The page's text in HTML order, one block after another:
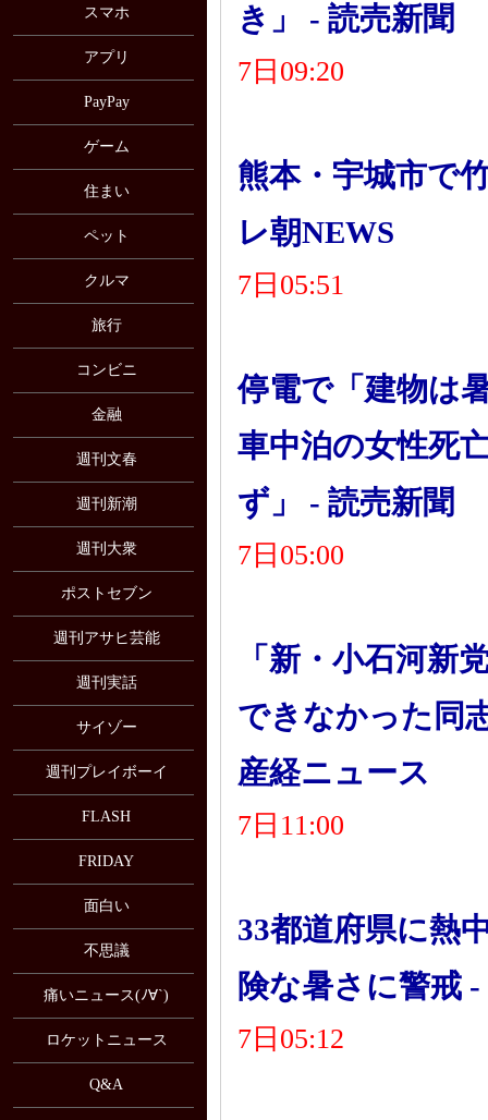
き」 - 読売新聞
7日09:20
熊本・宇城市で
レ朝NEWS
7日05:51
停電で「建物は
車中泊の女性死
ず」 - 読売新聞
7日05:00
「新・小石河新
できなかった同
産経ニュース
7日11:00
33都道府県に熱
険な暑さに警戒
7日05:12
スマホ
アプリ
PayPay
ゲーム
住まい
ペット
クルマ
旅行
コンビニ
金融
週刊文春
週刊新潮
週刊大衆
ポストセブン
週刊アサヒ芸能
週刊実話
サイゾー
週刊プレイボーイ
FLASH
FRIDAY
面白い
不思議
痛いニュース(ﾉ∀`)
ロケットニュース
Q&A